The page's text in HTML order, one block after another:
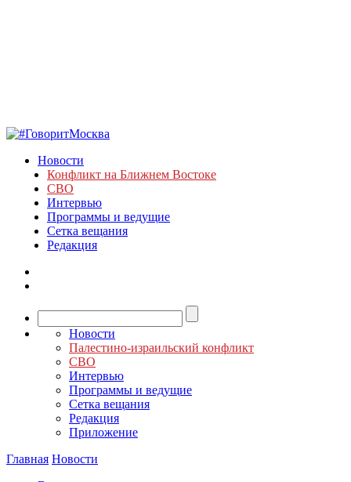
Новости
Конфликт на Ближнем Востоке
СВО
Интервью
Программы и ведущие
Сетка вещания
Редакция
Новости
Палестино-израильский конфликт
СВО
Интервью
Программы и ведущие
Сетка вещания
Редакция
Приложение
Главная Новости